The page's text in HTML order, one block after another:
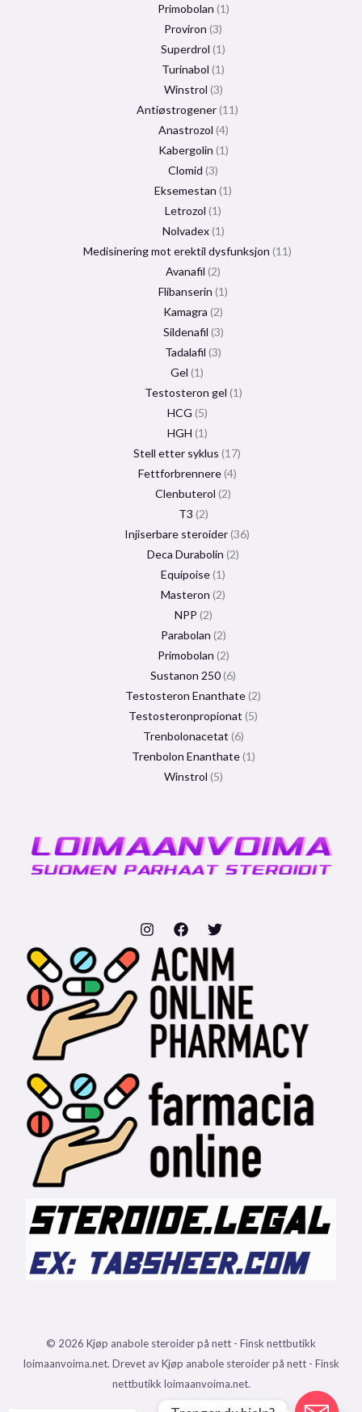
Primobolan 1
Proviron 3
Superdrol 1
Turinabol 1
Winstrol 3
Antiøstrogener 11
Anastrozol 4
Kabergolin 1
Clomid 3
Eksemestan 1
Letrozol 1
Nolvadex 1
Medisinering mot erektil dysfunksjon 11
Avanafil 2
Flibanserin 1
Kamagra 2
Sildenafil 3
Tadalafil 3
Gel 1
Testosteron gel 1
HCG 5
HGH 1
Stell etter syklus 17
Fettforbrennere 4
Clenbuterol 2
T3 2
Injiserbare steroider 36
Deca Durabolin 2
Equipoise 1
Masteron 2
NPP 2
Parabolan 2
Primobolan 2
Sustanon 250 6
Testosteron Enanthate 2
Testosteronpropionat 5
Trenbolonacetat 6
Trenbolon Enanthate 1
Winstrol 5
© 2026 Kjøp anabole steroider på nett - Finsk nettbutikk
loimaanvoima.net. Drevet av Kjøp anabole steroider på nett - Finsk
nettbutikk loimaanvoima.net.